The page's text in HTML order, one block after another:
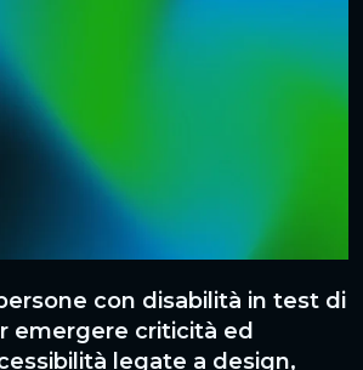
con disabilità in test di
emergere criticità ed
legate a design,